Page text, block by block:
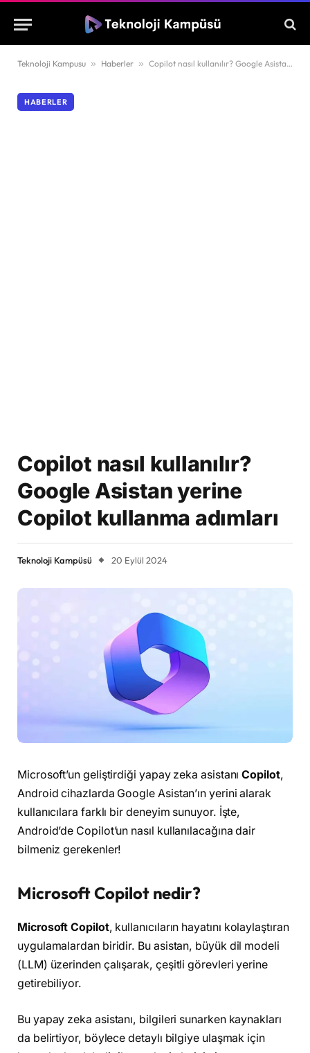
Teknoloji Kampusu » Haberler » Copilot nasıl kullanılır? Google Asistan yerine Copilot kullanma adımları
HABERLER
Copilot nasıl kullanılır?
Google Asistan yerine
Copilot kullanma adımları
Teknoloji Kampüsü 20 Eylül 2024
Microsoft’un geliştirdiği yapay zeka asistanıCopilot,
Android cihazlarda Google Asistan’ın yerini alarak
kullanıcılara farklı bir deneyim sunuyor. İşte,
Android’de Copilot’un nasıl kullanılacağına dair
bilmeniz gerekenler!
Microsoft Copilot nedir?
Microsoft Copilot, kullanıcıların hayatını kolaylaştıran
uygulamalardan biridir. Bu asistan, büyük dil modeli
(LLM) üzerinden çalışarak, çeşitli görevleri yerine
getirebiliyor.
Bu yapay zeka asistanı, bilgileri sunarken kaynakları
da belirtiyor, böylece detaylı bilgiye ulaşmak için